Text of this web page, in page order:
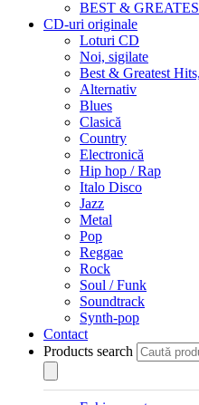
BEST &
CD-uri originale
Loturi CD
Noi, sigilate
Best & Greatest
Alternativ
Blues
Clasică
Country
Electronică
Hip hop / Rap
Italo Disco
Jazz
Metal
Pop
Reggae
Rock
Soul / Funk
Soundtrack
Synth-pop
Contact
Products search